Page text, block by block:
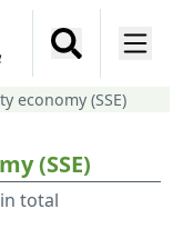
economy (SSE)
(SSE)
in total